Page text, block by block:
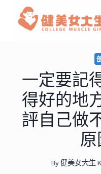
一定要記
得好的地
評自己做
By健美女大生